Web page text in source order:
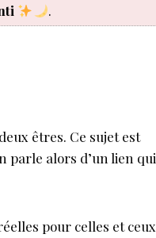
.
êtres. Ce sujet est
parle alors d’un lien qui
pour celles et ceux